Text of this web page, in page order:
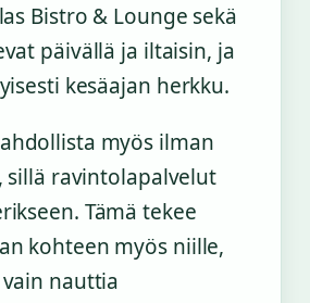
Bistro & Lounge sekä
päivällä ja iltaisin, ja
kesäajan herkku.
myös ilman
sillä ravintolapalvelut
Tämä tekee
kohteen myös niille,
nauttia